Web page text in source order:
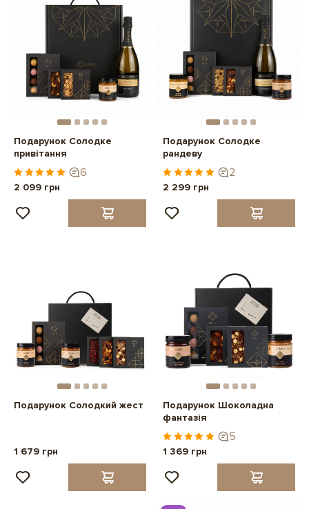
Подарунок Солодке
привітання
6
2 099 грн
Подарунок Солодке
рандеву
2
2 299 грн
Подарунок Солодкий жест
1 679 грн
Подарунок Шоколадна
фантазія
5
1 369 грн